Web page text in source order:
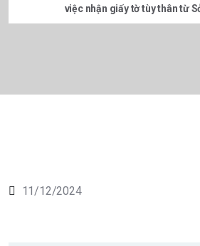
việc nhận giấy tờ tùy thân từ
11/12/2024